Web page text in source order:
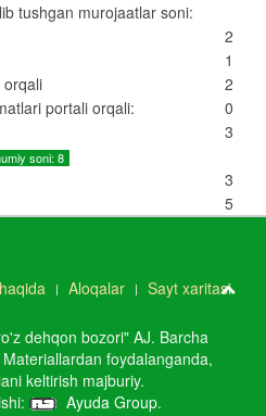
tushgan murojaatlar soni:
2
1
orqali
2
portali orqali:
0
3
soni: 8
3
5
Aloqalar Sayt xaritasi
dehqon bozori" AJ. Barcha
foydalanganda,
keltirish majburiy.
Ayuda Group.